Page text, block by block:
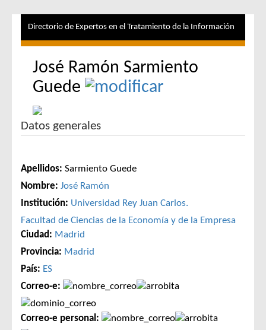
Directorio de Expertos en el Tratamiento de la Información
José Ramón Sarmiento
Guede
Datos generales
Apellidos: Sarmiento Guede
Nombre: José Ramón
Institución: Universidad Rey Juan Carlos.
Facultad de Ciencias de la Economía y de la Empresa
Ciudad: Madrid
Provincia: Madrid
País: ES
Correo-e:
Correo-e personal: